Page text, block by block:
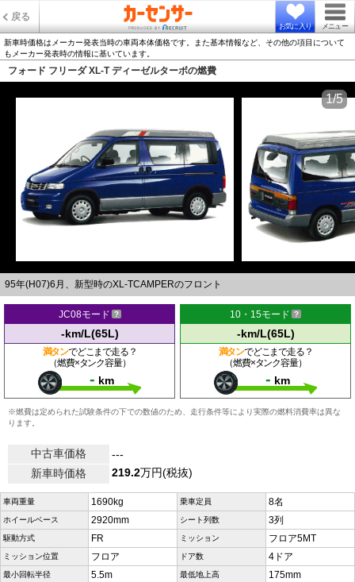
戻る
お気に入り メニュー
新車時価格はメーカー発表当時の車両本体価格です。また基本情報など、その他の項目について
もメーカー発表時の情報に基いています。
フォード フリーダ XL-T ディーゼルターボの燃費
95年(H07)6月、新型時のXL-TCAMPERのフロント
1/5
JC08モード
-km/L(65L)
満タンでどこまで走る？
（燃費×タンク容量）
- km
10・15モード
-km/L(65L)
満タンでどこまで走る？
（燃費×タンク容量）
- km
※燃費は定められた試験条件の下での数値のため、走行条件等により実際の燃料消費率は異な
ります。
中古車価格
---
新車時価格
219.2万円(税抜)
車両重量 1690kg 乗車定員 8名
ホイールベース 2920mm シート列数 3列
駆動方式 FR ミッション フロア5MT
ミッション位置 フロア ドア数 4ドア
最小回転半径 5.5m 最低地上高 175mm